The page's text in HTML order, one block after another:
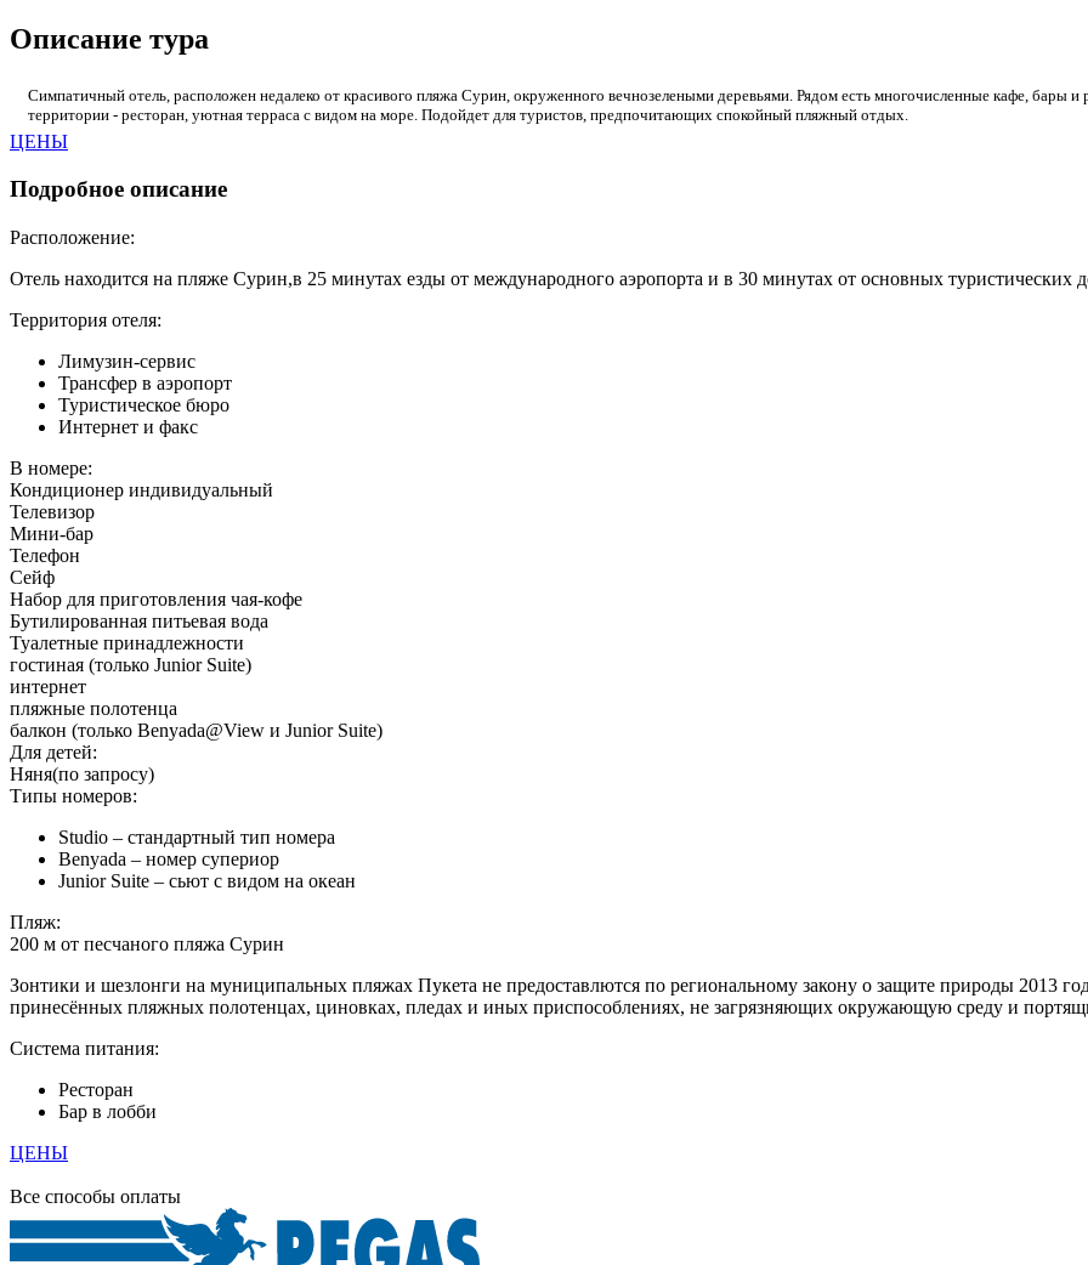
Описание тура
Симпатичный отель, расположен недалеко от красивого пляжа Сурин, окруженного вечнозелеными деревьями. Рядом есть многочисленные кафе,
территории - ресторан, уютная терраса с видом на море. Подойдет для туристов, предпочитающих спокойный пляжный отдых.
ЦЕНЫ
Подробное описание
Расположение:
Отель находится на пляже Сурин,в 25 минутах езды от международного аэропорта и в 30 минутах от основных туристических
Территория отеля:
Лимузин-сервис
Трансфер в аэропорт
Туристическое бюро
Интернет и факс
В номере:
Кондиционер индивидуальный
Телевизор
Мини-бар
Телефон
Сейф
Набор для приготовления чая-кофе
Бутилированная питьевая вода
Туалетные принадлежности
гостиная (только Junior Suite)
интернет
пляжные полотенца
балкон (только Benyada@View и Junior Suite)
Для детей:
Няня(по запросу)
Типы номеров:
Studio – стандартный тип номера
Benyada – номер супериор
Junior Suite – сьют с видом на океан
Пляж:
200 м от песчаного пляжа Сурин
Зонтики и шезлонги на муниципальных пляжах Пукета не предоставлются по региональному закону о защите природы 2013
принесённых пляжных полотенцах, циновках, пледах и иных приспособлениях, не загрязняющих окружающую среду и
Система питания:
Ресторан
Бар в лобби
ЦЕНЫ
Все способы оплаты